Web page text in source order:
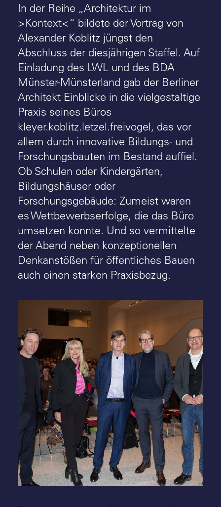
In der Reihe „Architektur im
>Kontext<“ bildete der Vortrag von
Alexander Koblitz jüngst den
Abschluss der diesjährigen Staffel. Auf
Einladung des LWL und des BDA
Münster-Münsterland gab der Berliner
Architekt Einblicke in die vielgestaltige
Praxis seines Büros
kleyer.koblitz.letzel.freivogel, das vor
allem durch innovative Bildungs- und
Forschungsbauten im Bestand auffiel.
Ob Schulen oder Kindergärten,
Bildungshäuser oder
Forschungsgebäude: Zumeist waren
es Wettbewerbserfolge, die das Büro
umsetzen konnte. Und so vermittelte
der Abend neben konzeptionellen
Denkanstößen für öffentliches Bauen
auch einen starken Praxisbezug.
Engagiert für Baukultur: (v.l.n.r) Stefan
Rethfeld (LWL-Denkmalpflege,
Landschafts- und Baukultur in Westfalen),
Dr. Barbara Rüschoff-Parzinger (LWL-
Kulturdezernentin), Alexander Koblitz
(kleyer.koblitz.letzel.freivogel architekten,
Berlin), Martin Behet (BDA Münster-
Münsterland), Dr. Holger Mertens
(Landeskonservator von Westfalen-Lippe) -
Foto: BDA/Markus Bomholt